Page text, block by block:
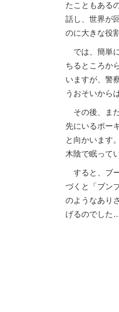
たこともある
話し、世界が
のに大きな役
では、簡単
ちるところか
いますが、警
うおそいから
その後、ま
先にいるポー
と向かいます
木陰で眠って
すると、ブ
づくと「ブン
のようなあり
げるのでした